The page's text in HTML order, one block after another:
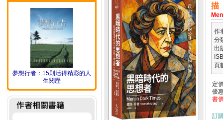
夢想行者：15則活得精彩的人
生閱歷
描
作
分
出
頁
定
優
書
訂